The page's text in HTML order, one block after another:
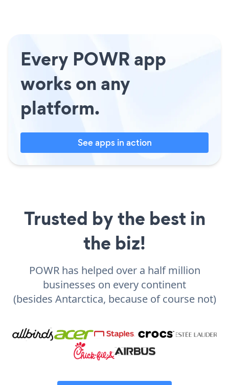
Every POWR app
works on any
platform.
See apps in action
Trusted by the best in
the biz!
POWR has helped over a half million
businesses on every continent
(besides Antarctica, because of course not)